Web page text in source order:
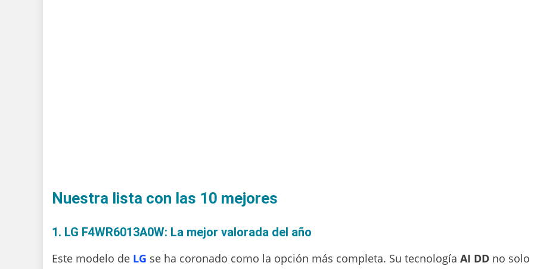
Nuestra lista con las 10 mejores
1. LG F4WR6013A0W: La mejor valorada del año
Este modelo de LG se ha coronado como la opción más completa. Su tecnología AI DD no solo